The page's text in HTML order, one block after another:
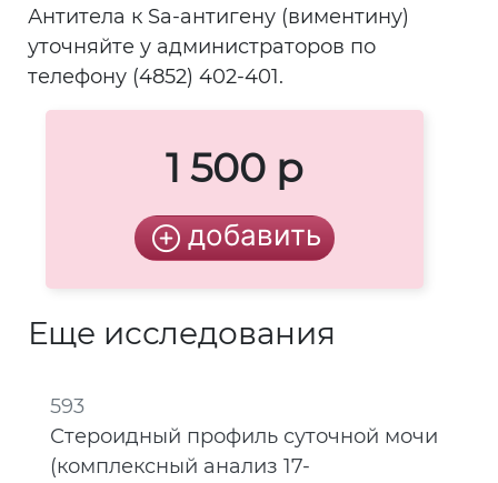
Антитела к Sa-антигену (виментину)
уточняйте у администраторов по
телефону (4852) 402-401.
1 500 р
Еще исследования
593
Стероидный профиль суточной мочи
(комплексный анализ 17-